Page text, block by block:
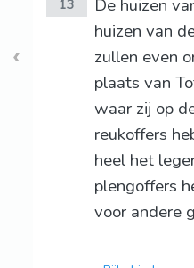
13
De huizen
huizen van
zullen even
plaats van
waar zij op
reukoffers
heel het
plengoffers
voor andere